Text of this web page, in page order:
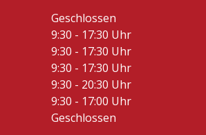
Geschlossen
9:30 - 17:30 Uhr
9:30 - 17:30 Uhr
9:30 - 17:30 Uhr
9:30 - 20:30 Uhr
9:30 - 17:00 Uhr
Geschlossen